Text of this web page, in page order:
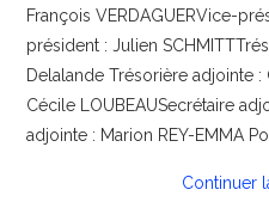
François VERDAGUERVice-
président : Julien
Delalande Trésorière adjointe :
Cécile LOUBEAUSecrétaire
adjointe : Marion REY-EMMA
Continuer